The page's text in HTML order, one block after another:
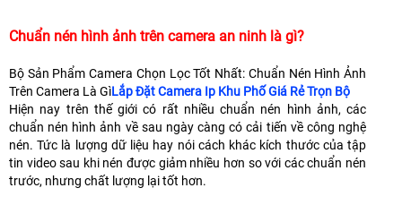
Chuẩn nén hình ảnh trên camera an ninh là gì?
Bộ Sản Phẩm Camera Chọn Lọc Tốt Nhất: Chuẩn Nén Hình Ảnh
Trên Camera Là GìLắp Đặt Camera Ip Khu Phố Giá Rẻ Trọn Bộ
Hiện nay trên thế giới có rất nhiều chuẩn nén hình ảnh, các
chuẩn nén hình ảnh về sau ngày càng có cải tiến về công nghệ
nén. Tức là lượng dữ liệu hay nói cách khác kích thước của tập
tin video sau khi nén được giảm nhiều hơn so với các chuẩn nén
trước, nhưng chất lượng lại tốt hơn.